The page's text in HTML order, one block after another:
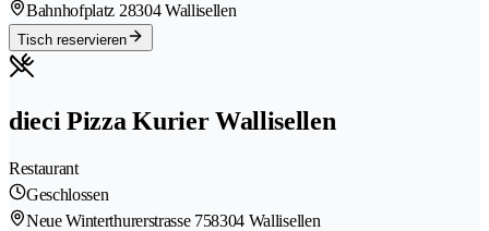
Bahnhofplatz 28304 Wallisellen
Tisch reservieren
dieci Pizza Kurier Wallisellen
Restaurant
Geschlossen
Neue Winterthurerstrasse 758304 Wallisellen